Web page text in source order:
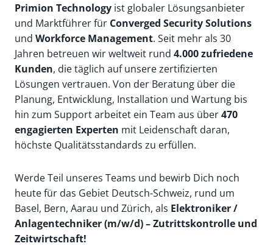
Primion Technology ist globaler Lösungsanbieter
und Marktführer für Converged Security Solutions
und Workforce Management. Seit mehr als 30
Jahren betreuen wir weltweit rund 4.000 zufriedene
Kunden, die täglich auf unsere zertifizierten
Lösungen vertrauen. Von der Beratung über die
Planung, Entwicklung, Installation und Wartung bis
hin zum Support arbeitet ein Team aus über470
engagierten Experten mit Leidenschaft daran,
höchste Qualitätsstandards zu erfüllen.
Werde Teil unseres Teams und bewirb Dich noch
heute für das Gebiet Deutsch-Schweiz, rund um
Basel, Bern, Aarau und Zürich, als Elektroniker /
Anlagentechniker (m/w/d) – Zutrittskontrolle und
Zeitwirtschaft!